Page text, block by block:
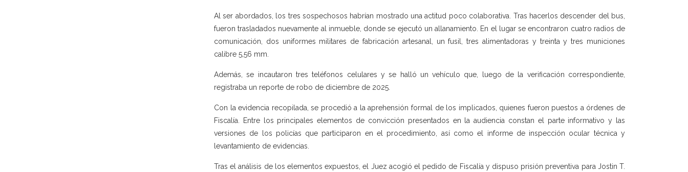
Al ser abordados, los tres sospechosos habrían mostrado una actitud poco colaborativa. Tras hacerlos descender del bus,
fueron trasladados nuevamente al inmueble, donde se ejecutó un allanamiento. En el lugar se encontraron cuatro radios de
comunicación, dos uniformes militares de fabricación artesanal, un fusil, tres alimentadoras y treinta y tres municiones
calibre 5,56 mm.
Además, se incautaron tres teléfonos celulares y se halló un vehículo que, luego de la verificación correspondiente,
registraba un reporte de robo de diciembre de 2025.
Con la evidencia recopilada, se procedió a la aprehensión formal de los implicados, quienes fueron puestos a órdenes de
Fiscalía. Entre los principales elementos de convicción presentados en la audiencia constan el parte informativo y las
versiones de los policías que participaron en el procedimiento, así como el informe de inspección ocular técnica y
levantamiento de evidencias.
Tras el análisis de los elementos expuestos, el Juez acogió el pedido de Fiscalía y dispuso prisión preventiva para Jostin T.